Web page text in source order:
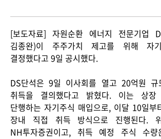
사회
지배구조
공지사항
인재채용 IR
[보도자료] 자원순환 에너지 전문기업
김종완)이 주주가치 제고를 위해 자
결정했다고 9일 공시했다.
DS단석은 9일 이사회를 열고 20억원 규
취득을 결의했다고 밝혔다. 이는 상
단행하는 자기주식 매입으로, 이달 10일
장내 직접 취득 방식으로 진행된다. 위
NH투자증권이고, 취득 예정 주식 수